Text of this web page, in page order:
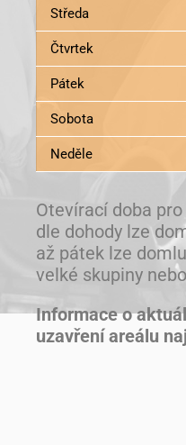
Středa
Čtvrtek
Pátek
Sobota
Neděle
Otevírací doba
dle dohody lze
až pátek lze
velké skupiny
Informace o
uzavření areálu